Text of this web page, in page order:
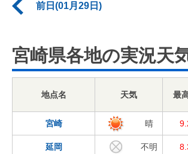
前日(01月29日)
宮崎県各地の実況天
地点名 天気 最
宮崎 晴
延岡 不明